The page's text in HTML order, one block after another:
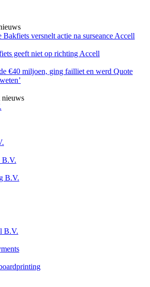
versnelt actie na surseance Accell
geeft niet op richting Accell
€40 miljoen, ging failliet en werd Quote
nieuws
B.V.
B.V.
B.V.